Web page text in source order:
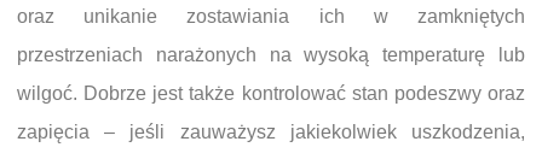
oraz unikanie zostawiania ich w zamkniętych
przestrzeniach narażonych na wysoką temperaturę lub
wilgoć. Dobrze jest także kontrolować stan podeszwy oraz
zapięcia – jeśli zauważysz jakiekolwiek uszkodzenia,